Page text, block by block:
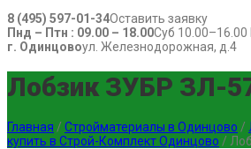
8 (495) 597-01-34Оставить заявку
Пнд – Птн : 09.00 – 18.00Суб 10.00–16.00
г. Одинцовоул. Железнодорожная, д.4
Лобзик ЗУБР ЗЛ-
Главная / Стройматериалы в Одинцово /
купить в Строй-Комплект Одинцово /